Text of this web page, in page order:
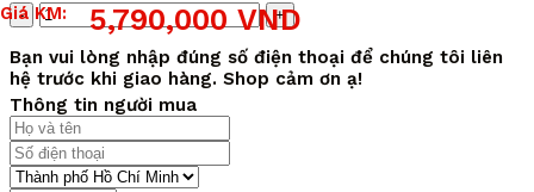
Giá
gốc
là:
10,940,000 VND.
5,790,000VND
Giá
hiện
tại
là:
5,790,000 VND.
Giá KM:
Số
lượng
Bạn vui lòng nhập đúng số điện thoại để chúng tôi liên
hệ trước khi giao hàng. Shop cảm ơn ạ!
Thông tin người mua